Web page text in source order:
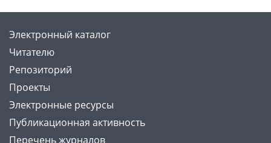
Электронный каталог
Читателю
Репозиторий
Проекты
Электронные ресурсы
Публикационная активность
Перечень журналов